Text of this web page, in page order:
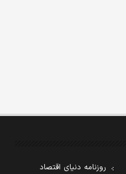
روزنامه دنیای اقتصاد